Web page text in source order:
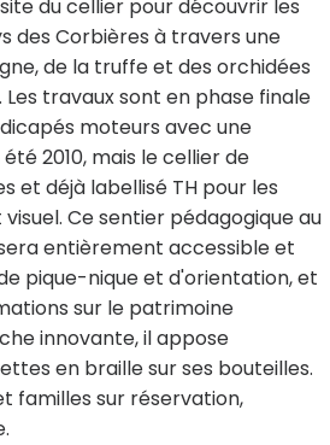
du cellier pour découvrir les
des Corbières à travers une
de la truffe et des orchidées
travaux sont en phase finale
moteurs avec une
2010, mais le cellier de
et déjà labellisé TH pour les
Ce sentier pédagogique au
entièrement accessible et
pique-nique et d'orientation, et
sur le patrimoine
innovante, il appose
en braille sur ses bouteilles.
familles sur réservation,